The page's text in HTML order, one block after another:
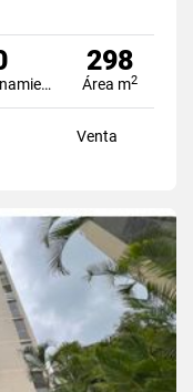
Estacionamiento
298
Área m2
Venta